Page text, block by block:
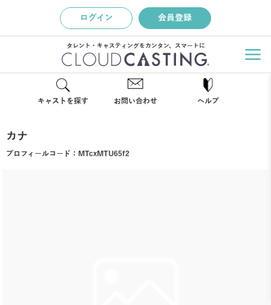
ログイン 会員登録
タレント・キャスティングをカンタン、スマートに
キャストを探す お問い合わせ ヘルプ
カナ
プロフィールコード： MTcxMTU65f2